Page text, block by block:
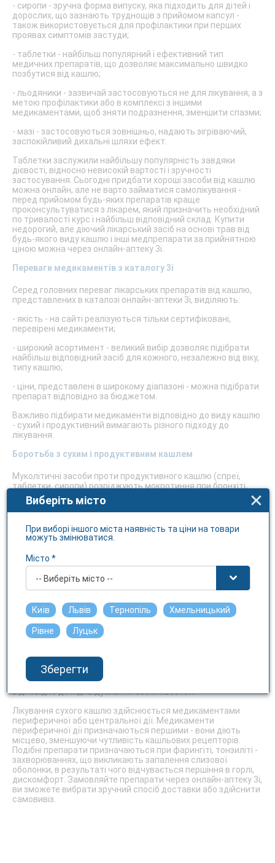
- сиропи - зручна форма випуску, яка підходить для дітей і
дорослих, що зазнають труднощів з прийомом капсул -
також використовується для профілактики при перших
проявах симптомів застуди;
- таблетки - найбільш популярний і ефективний тип
медичних препаратів, що дозволяє максимально швидко
позбутися від кашлю;
- льодяники - зазвичай застосовуються не для лікування, а з
метою профілактики або в комплексі з іншими
медикаментами, щоб зняти подразнення, зменшити спазми;
- мазі - застосовуються зовнішньо, надають зігріваючий,
заспокійливий дихальні шляхи ефект.
Таблетки заслужили найбільшу популярність завдяки
дієвості, відносно невисокій вартості і зручності
застосування. Сьогодні придбати хороші засоби від кашлю
можна онлайн, але не варто займатися самолікування -
перед прийомом будь-яких препаратів краще
проконсультуватися з лікарем, який призначить необхідний
по тривалості курс і найбільш відповідний склад. Купити
недорогий, але діючий лікарський засіб на основі трав від
будь-якого виду кашлю і інші медпрепарати за прийнятною
ціною можна через онлайн-аптеку 3і.
Переваги медикаментів з каталогу 3i
Серед головних переваг лікарських препаратів від кашлю,
представлених в каталозі онлайн-аптеки 3i, виділяють:
- якість - на сайті реалізуються тільки сертифіковані,
перевірені медикаменти;
- широкий асортимент - великий вибір дозволяє підібрати
найбільш відповідний засіб для кожного, незалежно від віку,
типу кашлю;
- ціни, представлені в широкому діапазоні - можна підібрати
препарат відповідно за бюджетом.
Важливо підбирати медикаменти відповідно до виду кашлю
- сухий і продуктивний вимагають різного підходу до
лікування.
Боротьба з сухим і продуктивним кашлем
Муколітичні засоби проти продуктивного кашлю (спреї,
таблетки, сиропи) розріджують мокротиння при бронхіті,
пневмонії та інших захворюваннях, препарати сприяють
легкому та ефективному виведення рідини - в списку
подібних ліків є як недорогі, на основі трав, так і більш дорогі
медикаменти. Ціна ліків від кашлю залежить від бренду
виробника, складу і навіть вікової групи (для немовлят,
дітей, дорослих), тому купити лікарський препарат можна на
будь-який бюджет, попередньо ознайомившись з переліком
наявних.
Ефективні розріджуючі (муколітичні) ліки дозволять швидко
вивести накопичену рідину. Розріджують лікарські
препарати повинні призначатися лікарем - немовлятам,
дітям старшого віку, дорослим підходять різні засоби.
Важливо також попередньо вивчити перелік протипоказань
- так ви зможете уникнути прояву побічних ефектів.
на всі кашлі, незалежно від виду, при цьому не завдають
шкоди малюкові і мамі. Список подібних медикаментів
достатньо великий, тому не важко підібрати кращий варіант
відповідно до індивідуальних особливостей.
Лікування сухого кашлю здійснюється медикаментами
периферичної або центральної дії. Медикаменти
периферичної дії призначаються першими - вони діють
місцево, зменшуючи чутливість кашльових рецепторів.
Подібні препарати призначаються при фарингіті, тонзиліті -
захворюваннях, що викликають запалення слизової
оболонки, в результаті чого відчувається першіння в горлі,
дискомфорт. Замовляйте препарати через онлайн-аптеку 3і,
ви зможете вибрати зручний спосіб доставки або здійснити
самовивіз.
Виберіть місто
При виборі іншого міста наявність та ціни на товари
можуть змінюватися.
Місто *
-- Виберіть місто --
Київ Львів Тернопіль Хмельницький
Рівне Луцьк
Зберегти